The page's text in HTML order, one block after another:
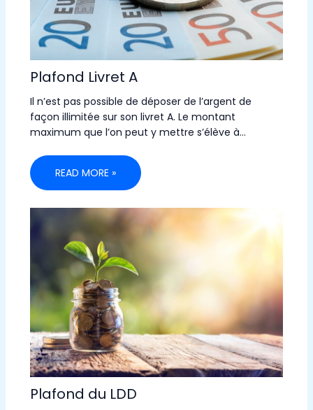
Plafond Livret A
Il n’est pas possible de déposer de l’argent de
façon illimitée sur son livret A. Le montant
maximum que l’on peut y mettre s’élève à…
READ MORE »
Plafond du LDD